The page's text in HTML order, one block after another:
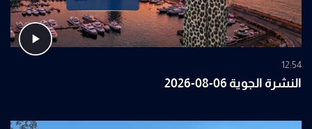
12:54
النشرة الجوية 06-08-2026